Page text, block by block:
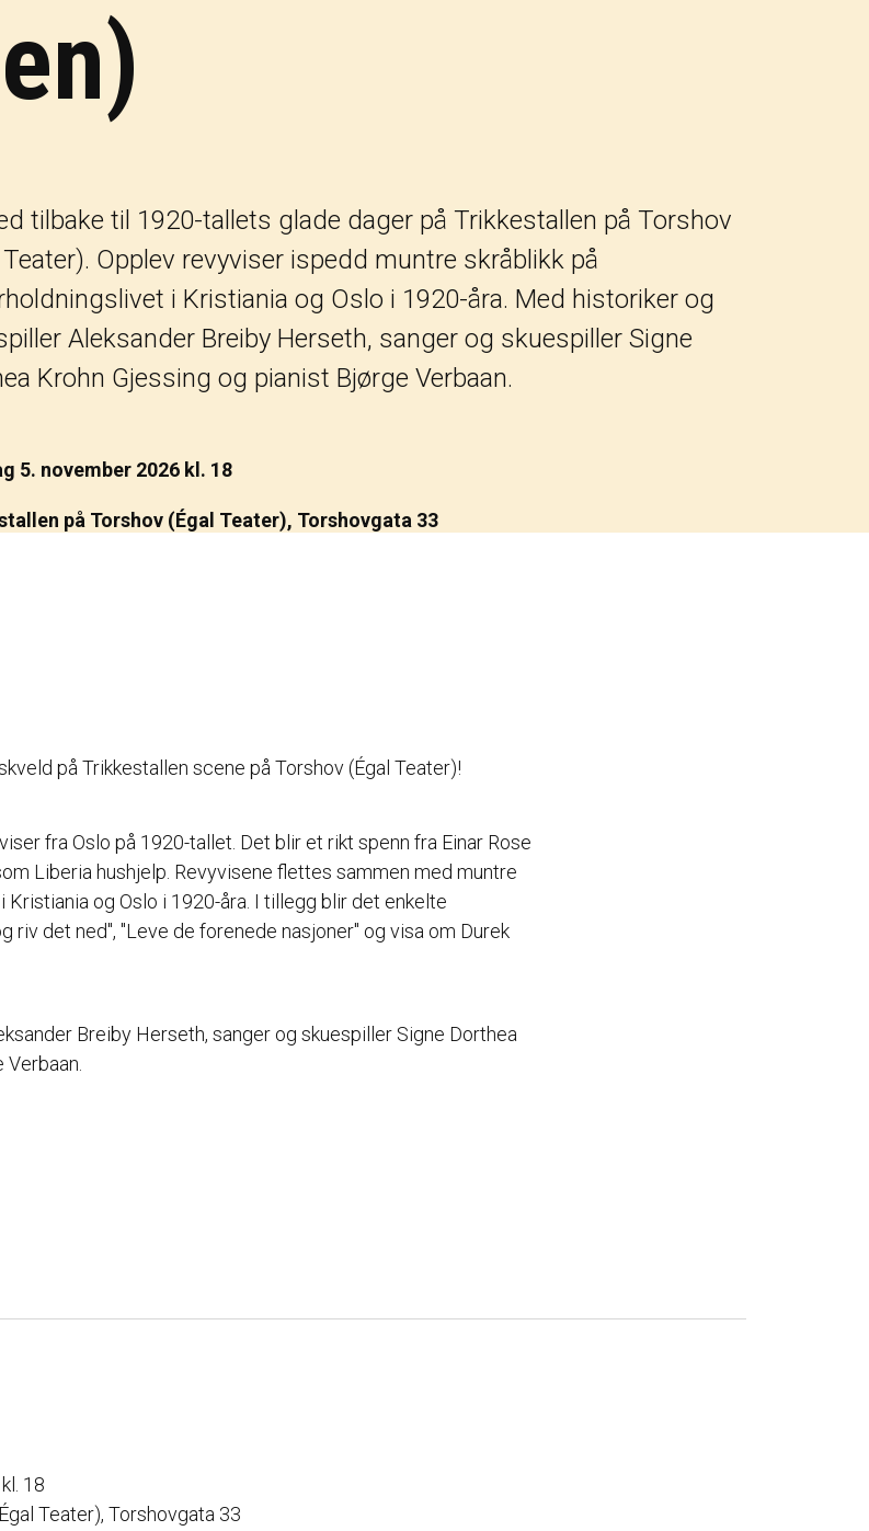
tilbake til 1920-tallets glade dager på Trikkestallen på Torshov
Teater). Opplev revyviser ispedd muntre skråblikk på
i Kristiania og Oslo i 1920-åra. Med historiker og
Aleksander Breiby Herseth, sanger og skuespiller Signe
Krohn Gjessing og pianist Bjørge Verbaan.
5. november 2026 kl. 18
på Torshov (Égal Teater), Torshovgata 33
på Trikkestallen scene på Torshov (Égal Teater)!
fra Oslo på 1920-tallet. Det blir et rikt spenn fra Einar Rose
Liberia hushjelp. Revyvisene flettes sammen med muntre
Kristiania og Oslo i 1920-åra. I tillegg blir det enkelte
riv det ned", "Leve de forenede nasjoner" og visa om Durek
Breiby Herseth, sanger og skuespiller Signe Dorthea
Verbaan.
18
Teater), Torshovgata 33